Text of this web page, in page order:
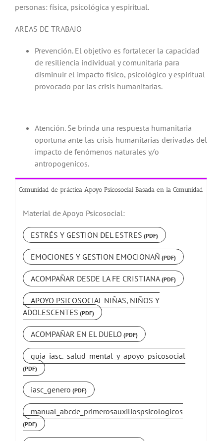
personas: física, psicológica y espiritual.
AREAS DE TRABAJO
Prevención. El objetivo es fortalecer la capacidad
de resiliencia individual y comunitaria para
disminuir el impacto físico, psicológico y espiritual
provocado por las crisis humanitarias.
Atención. Se brinda una respuesta humanitaria
oportuna ante las crisis humanitarias derivadas del
impacto de fenómenos naturales y/o
antropogenicos.
Comunidad de práctica Apoyo Psicosocial Basada en la Comunidad
Material de Apoyo Psicosocial:
ESTRÉS Y GESTION DEL ESTRES
EMOCIONES Y GESTION EMOCIONAÑ
ACOMPAÑAR DESDE LA FE CRISTIANA
APOYO PSICOSOCIAL NIÑAS, NIÑOS Y
ADOLESCENTES
ACOMPAÑAR EN EL DUELO
guia_iasc._salud_mental_y_apoyo_psicosocial
iasc_genero
manual_abcde_primerosauxiliospsicologicos